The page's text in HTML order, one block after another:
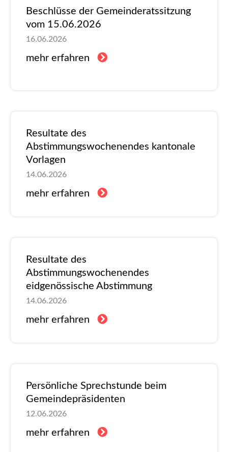
Beschlüsse der Gemeinderatssitzung
vom 15.06.2026
16.06.2026
mehr erfahren
Resultate des
Abstimmungswochenendes kantonale
Vorlagen
14.06.2026
mehr erfahren
Resultate des
Abstimmungswochenendes
eidgenössische Abstimmung
14.06.2026
mehr erfahren
Persönliche Sprechstunde beim
Gemeindepräsidenten
12.06.2026
mehr erfahren